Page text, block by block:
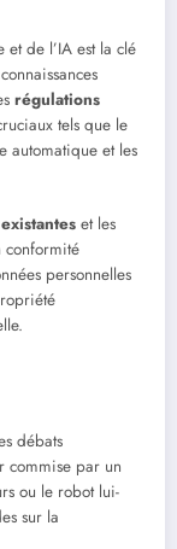
de l’IA est la clé
régulations
tels que le
automatique et les
et les
conformité
personnelles
débats
commise par un
ou le robot lui-
sur la